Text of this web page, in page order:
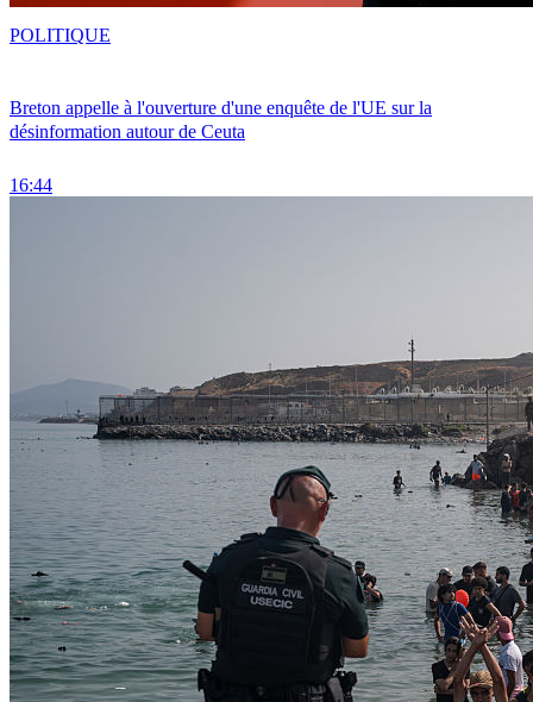
Breton appelle à l'ouverture d'une enquête de l'UE sur la
désinformation autour de Ceuta
16:44
POLITIQUE